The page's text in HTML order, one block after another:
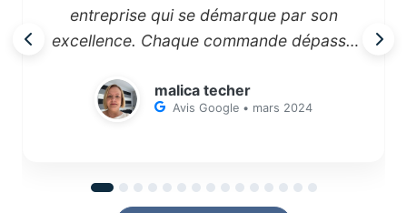
entreprise qui se démarque par son
excellence. Chaque commande dépasse
livraison que de qualité des produits.
Chezvous.re est désormais ma première
poussent à les consulter avant toute autre
malica techer
Avis Google • mars 2024